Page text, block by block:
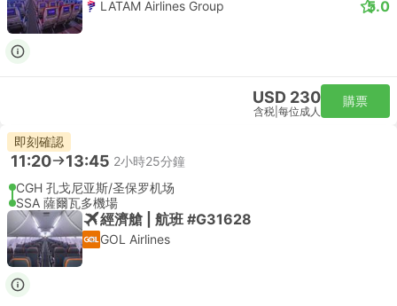
LATAM Airlines Group 5.0
USD 230
含税 每位成人
購票
即刻確認
11:20 13:45 2小時25分鐘
CGH 孔戈尼亚斯/圣保罗机场
SSA 薩爾瓦多機場
經濟艙 | 航班 #G31628
GOL Airlines